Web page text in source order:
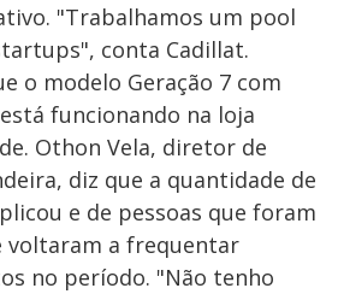
"Trabalhamos um pool
conta Cadillat.
o modelo Geração 7 com
funcionando na loja
Othon Vela, diretor de
diz que a quantidade de
e de pessoas que foram
voltaram a frequentar
no período. "Não tenho